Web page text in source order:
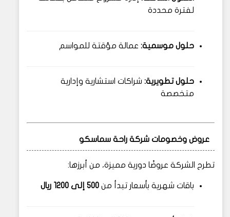
لفترة محددة
حلول موسمية: عمالة مؤقتة للمواسم
حلول تطويرية: شراكات استشارية وإدارية
متخصصة
عروض وخصومات شركة راحة سماسكو
تطرح الشركة عروضًا دورية مميزة، من أبرزها:
باقات شهرية بأسعار تبدأ من 500 إلى 1200 ريال